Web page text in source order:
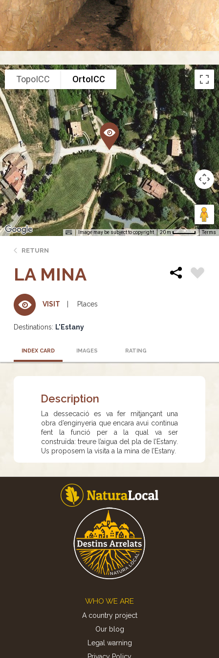
TopoICC OrtoICC
Image may be subject to copyright 20 m Terms
RETURN
LA MINA
VISIT Places
Destinations: L'Estany
INDEX CARD IMAGES RATING
Description
La dessecació es va fer mitjançant una
obra d’enginyeria que encara avui continua
fent la funció per a la qual va ser
construïda: treure l’aigua del pla de l’Estany.
Us proposem la visita a la mina de l’Estany.
WHO WE ARE
A country project
Our blog
Legal warning
Privacy Policy